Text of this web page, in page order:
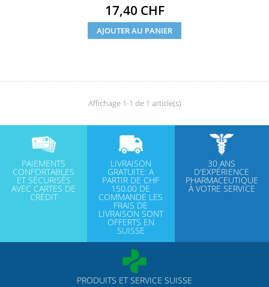
Prix
17,40 CHF
AJOUTER AU PANIER
Affichage 1-1 de 1 article(s)
PAIEMENTS
CONFORTABLES
ET SÉCURISÉS
AVEC CARTES DE
CRÉDIT
LIVRAISON
GRATUITE: A
PARTIR DE CHF
150.00 DE
COMMANDE LES
FRAIS DE
LIVRAISON SONT
OFFERTS EN
SUISSE
30 ANS
D'EXPÉRIENCE
PHARMACEUTIQUE
À VOTRE SERVICE
PRODUITS ET SERVICE SUISSE